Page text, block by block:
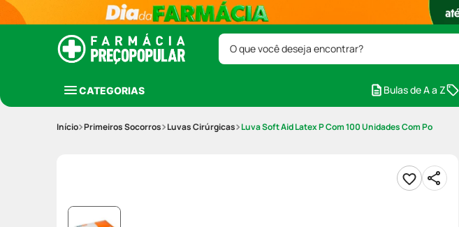
O que você deseja encontrar?
CATEGORIAS Bulas de A a Z
Primeiros Socorros Luvas Cirúrgicas Luva Soft Aid Latex P Com 100 Unidades Com Po